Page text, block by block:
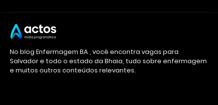
No blog Enfermagem BA , você encontra vagas para
Salvador e todo o estado da Bhaia, tudo sobre enfermagem
e muitos outros conteúdos relevantes.